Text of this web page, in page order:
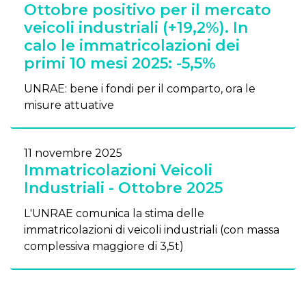
Ottobre positivo per il mercato
veicoli industriali (+19,2%). In
calo le immatricolazioni dei
primi 10 mesi 2025: -5,5%
UNRAE: bene i fondi per il comparto, ora le
misure attuative
11 novembre 2025
Immatricolazioni Veicoli
Industriali - Ottobre 2025
L'UNRAE comunica la stima delle
immatricolazioni di veicoli industriali (con massa
complessiva maggiore di 3,5t)